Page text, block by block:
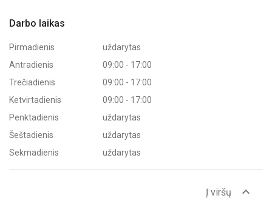
Darbo laikas
Pirmadienis
uždarytas
Antradienis
09:00 - 17:00
Trečiadienis
09:00 - 17:00
Ketvirtadienis
09:00 - 17:00
Penktadienis
uždarytas
Šeštadienis
uždarytas
Sekmadienis
uždarytas
Į viršų expand_less